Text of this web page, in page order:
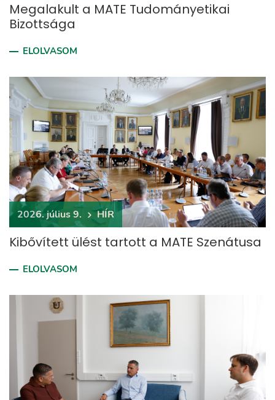
Megalakult a MATE Tudományetikai
Bizottsága
ELOLVASOM
2026. július 9. HÍR
Kibővített ülést tartott a MATE Szenátusa
ELOLVASOM